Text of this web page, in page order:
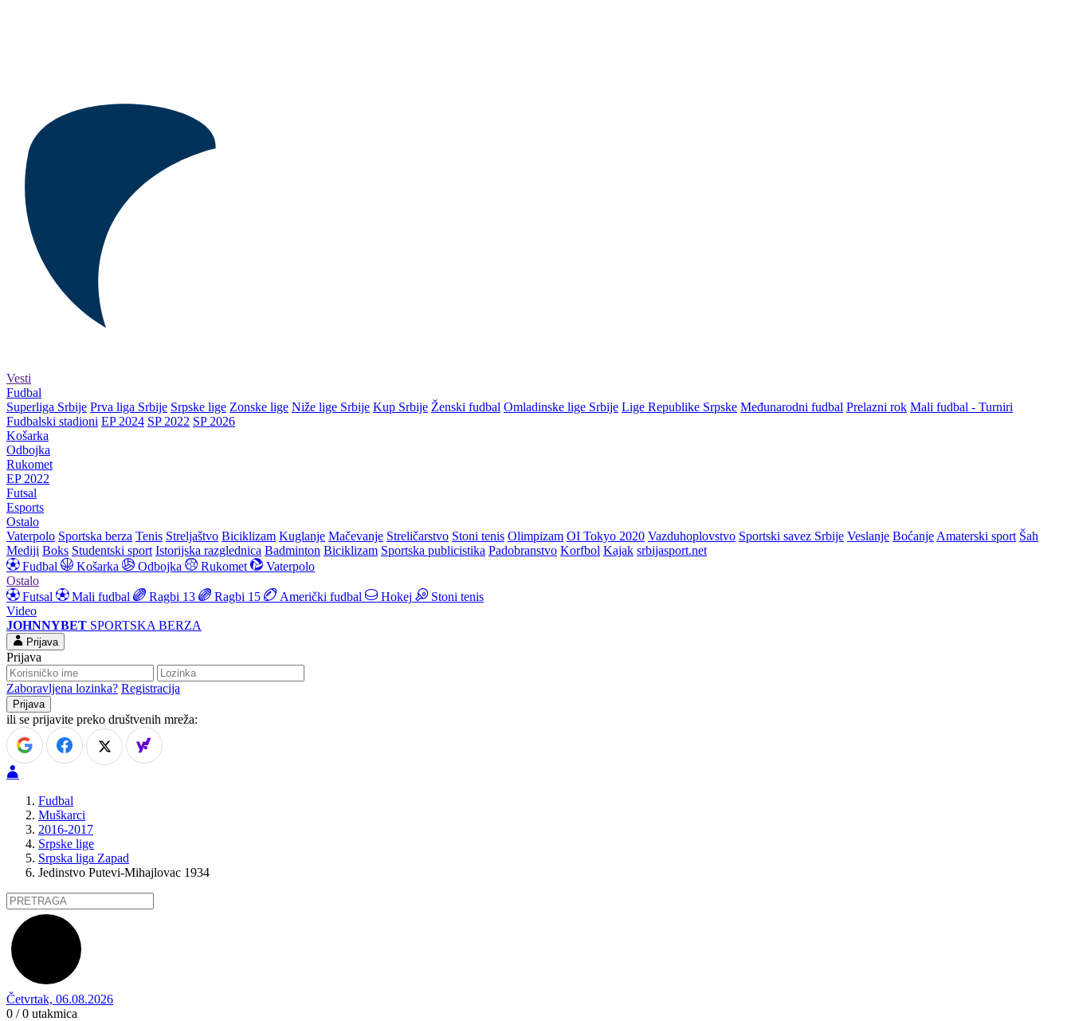
Vesti
Fudbal
Superliga Srbije Prva liga Srbije Srpske lige Zonske lige Niže lige Srbije Kup Srbije Ženski fudbal Omladinske lige Srbije Lige Republike Srpske Međunarodni fudbal Prelazni rok Mali fudbal - Turniri
Fudbalski stadioni EP 2024 SP 2022 SP 2026
Košarka
Odbojka
Rukomet
EP 2022
Futsal
Esports
Ostalo
Vaterpolo Sportska berza Tenis Streljaštvo Biciklizam Kuglanje Mačevanje Streličarstvo Stoni tenis Olimpizam OI Tokyo 2020 Vazduhoplovstvo Sportski savez Srbije Veslanje Boćanje Amaterski sport Šah
Mediji Boks Studentski sport Istorijska razglednica Badminton Biciklizam Sportska publicistika Padobranstvo Korfbol Kajak srbijasport.net
Fudbal
Košarka Odbojka Rukomet
Vaterpolo
Ostalo
Futsal
Mali fudbal Ragbi 13 Ragbi 15 Američki fudbal Hokej
Stoni tenis
Video
JOHNNYBET SPORTSKA BERZA
Prijava
Prijava
Zaboravljena lozinka? Registracija
ili se prijavite preko društvenih mreža:
Fudbal
Muškarci
2016-2017
Srpske lige
Srpska liga Zapad
Jedinstvo Putevi-Mihajlovac 1934
Četvrtak, 06.08.2026
0 / 0 utakmica